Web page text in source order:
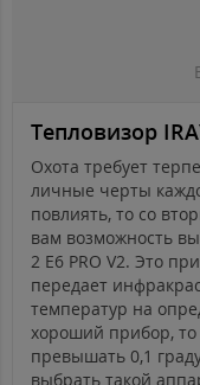
Тепловизор
Охота требует
личные черты
повлиять, то со
вам возможность
2 E6 PRO V2. Это
передает
температур на
хороший прибор, то
превышать 0,1
выбрать такой